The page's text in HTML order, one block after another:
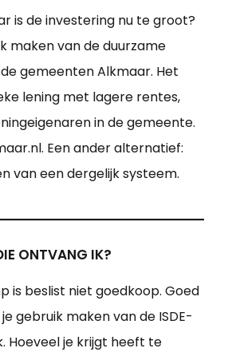
is de investering nu te groot?
maken van de duurzame
gemeenten Alkmaar. Het
lening met lagere rentes,
in de gemeente.
Een ander alternatief:
van een dergelijk systeem.
ONTVANG IK?
is beslist niet goedkoop. Goed
gebruik maken van de ISDE-
Hoeveel je krijgt heeft te